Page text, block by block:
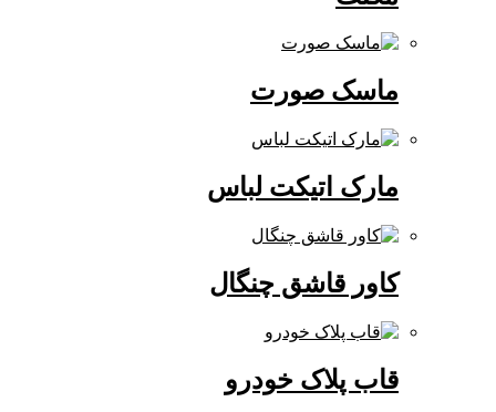
ماسک صورت
مارک اتیکت لباس
کاور قاشق چنگال
قاب پلاک خودرو